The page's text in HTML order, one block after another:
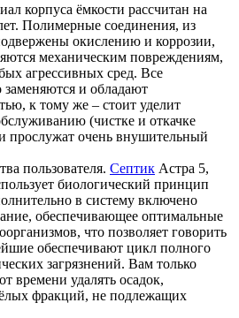
корпуса ёмкости рассчитан на
Полимерные соединения, из
окислению и коррозии,
механическим повреждениям,
агрессивных сред. Все
заменяются и обладают
к тому же – стоит уделит
(чистке и откачке
прослужат очень внушительный
пользователя. Септик Астра 5,
биологический принцип
в систему включено
обеспечивающее оптимальные
что позволяет говорить
обеспечивают цикл полного
загрязнений. Вам только
времени удалять осадок,
фракций, не подлежащих